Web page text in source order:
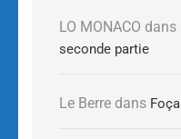
LO MONACO dans
seconde partie
Le Berre dans Foça